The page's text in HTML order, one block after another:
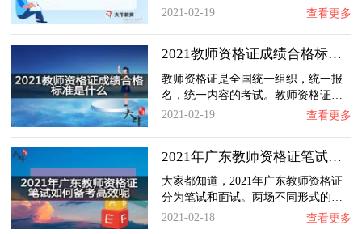
2021-02-19
查看更多
2021教师资格证成绩合格标准是什么？
教师资格证是全国统一组织，统一报
名，统一内容的考试。教师资格证…
2021-02-19
查看更多
2021年广东教师资格证笔试如何备考高效呢？
大家都知道，2021年广东教师资格证
分为笔试和面试。两场不同形式的…
2021-02-18
查看更多